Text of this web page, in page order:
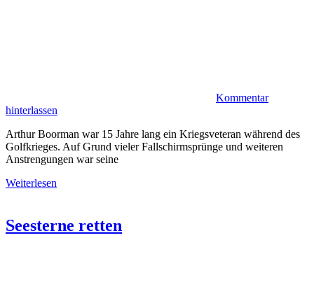
Kommentar
hinterlassen
Arthur Boorman war 15 Jahre lang ein Kriegsveteran während des
Golfkrieges. Auf Grund vieler Fallschirmsprünge und weiteren
Anstrengungen war seine
Weiterlesen
Seesterne retten